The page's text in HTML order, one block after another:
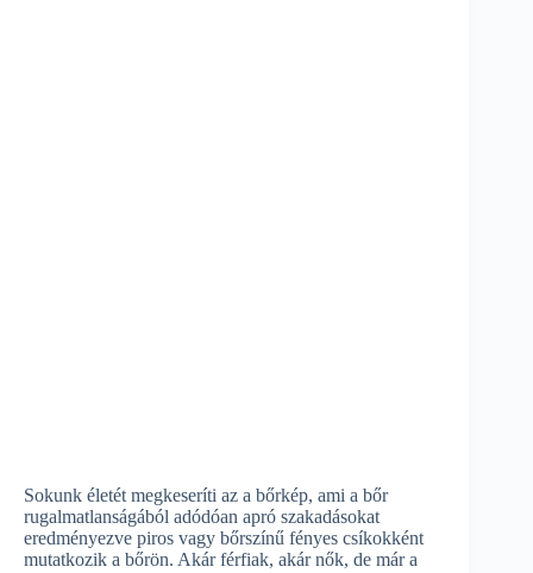
Sokunk életét megkeseríti az a bőrkép, ami a bőr
rugalmatlanságából adódóan apró szakadásokat
eredményezve piros vagy bőrszínű fényes csíkokként
mutatkozik a bőrön. Akár férfiak, akár nők, de már a